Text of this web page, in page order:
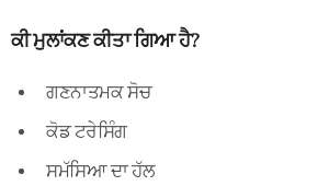
ਕੀ ਮੁਲਾਂਕਣ ਕੀਤਾ ਗਿਆ ਹੈ?
ਗਣਨਾਤਮਕ ਸੋਚ
ਕੋਡ ਟਰੇਸਿੰਗ
ਸਮੱਸਿਆ ਦਾ ਹੱਲ